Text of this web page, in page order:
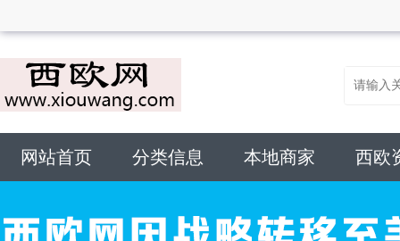
网站首页 分类信息 本地商家 西欧